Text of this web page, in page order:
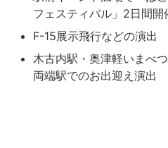
フェスティバル」2日間開
F-15展示飛行などの演出
木古内駅・奥津軽いまべ
両端駅でのお出迎え演出